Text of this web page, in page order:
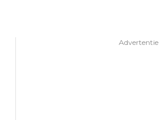
Advertentie